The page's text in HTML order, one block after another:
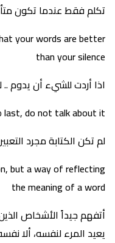
تكلم فقط عندما تكون
your words are better
than your silence
اذا أردت للشيء أن يدوم ..
do not talk about it
لم تكن الكتابة مجرد
but a way of reflecting
the meaning of a word
أتفهم جيداً الأشخاص
يعيد المرء لنفسه، ألا